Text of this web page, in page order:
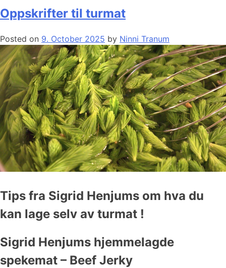
Oppskrifter til turmat
Posted on 9. October 2025 by Ninni Tranum
Tips fra Sigrid Henjums om hva du
kan lage selv av turmat !
Sigrid Henjums hjemmelagde
spekemat – Beef Jerky